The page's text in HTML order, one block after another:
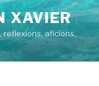
XAVIER
reflexions, aficions,